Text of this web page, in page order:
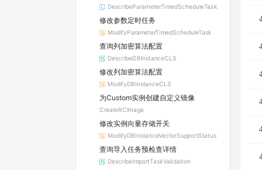
DescribeParameterTimedScheduleTask
修改参数定时任务
ModifyParameterTimedScheduleTask
查询列加密算法配置
DescribeDBInstanceCLS
修改列加密算法配置
ModifyDBInstanceCLS
为Custom实例创建自定义镜像
CreateRCImage
修改实例向量存储开关
ModifyDBInstanceVectorSupportStatus
查询导入任务预检查详情
DescribeImportTaskValidation